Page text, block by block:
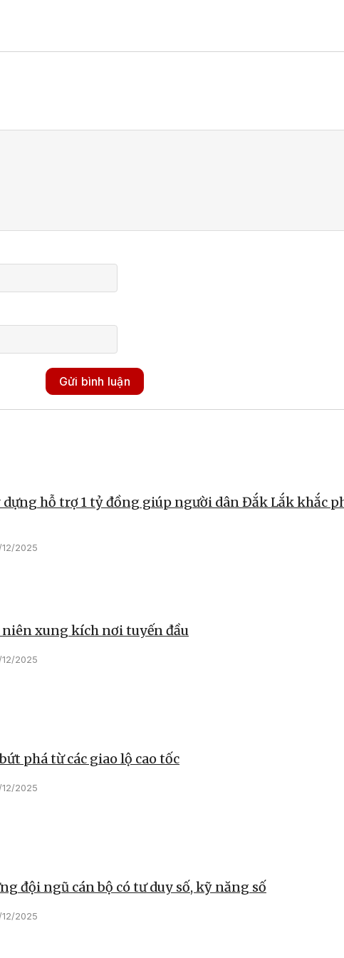
Gửi bình luận
dựng hỗ trợ 1 tỷ đồng giúp người dân Đắk Lắk khắc
2025
xung kích nơi tuyến đầu
2025
phá từ các giao lộ cao tốc
2025
đội ngũ cán bộ có tư duy số, kỹ năng số
2025